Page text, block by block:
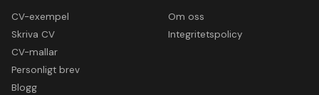
CV-exempel
Skriva CV
CV-mallar
Personligt brev
Blogg
Om oss
Integritetspolicy